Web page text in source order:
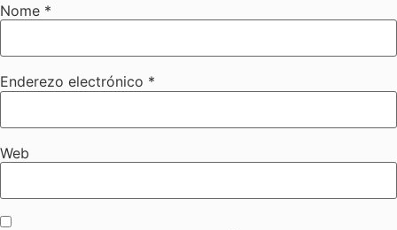
Nome *
Enderezo electrónico *
Web